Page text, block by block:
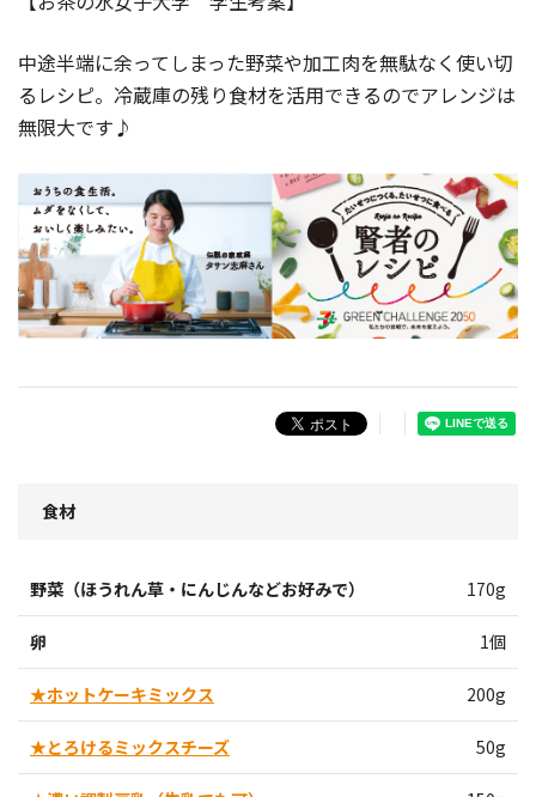
中途半端に余ってしまった野菜や加工肉を無駄なく使い切
るレシピ。冷蔵庫の残り食材を活用できるのでアレンジは
無限大です♪
食材
野菜（ほうれん草・にんじんなどお好みで） 170g
卵 1個
★ホットケーキミックス 200g
★とろけるミックスチーズ 50g